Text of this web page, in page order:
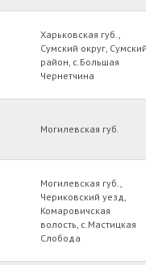
Харьковская губ.,
Сумский округ, Сумский
район, с.Большая
Чернетчина
Могилевская губ.
Могилевская губ.,
Чериковский уезд,
Комаровичская
волость, с.Мастицкая
Слобода